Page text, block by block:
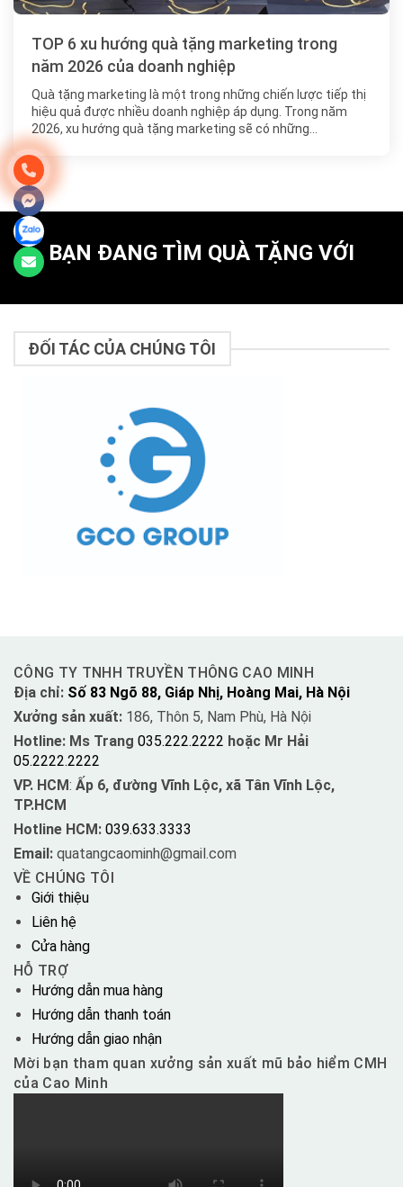
TOP 6 xu hướng quà tặng marketing trong
năm 2026 của doanh nghiệp
Quà tặng marketing là một trong những chiến lược tiếp thị
hiệu quả được nhiều doanh nghiệp áp dụng. Trong năm
2026, xu hướng quà tặng marketing sẽ có những…
BẠN ĐANG TÌM QUÀ TẶNG VỚI
ĐỐI TÁC CỦA CHÚNG TÔI
CÔNG TY TNHH TRUYỀN THÔNG CAO MINH
Địa chỉ: Số 83 Ngõ 88, Giáp Nhị, Hoàng Mai, Hà Nội
Xưởng sản xuất: 186, Thôn 5, Nam Phù, Hà Nội
Hotline: Ms Trang 035.222.2222 hoặc Mr Hải
05.2222.2222
VP. HCM: Ấp 6, đường Vĩnh Lộc, xã Tân Vĩnh Lộc,
TP.HCM
Hotline HCM: 039.633.3333
Email: quatangcaominh@gmail.com
VỀ CHÚNG TÔI
Giới thiệu
Liên hệ
Cửa hàng
HỖ TRỢ
Hướng dẫn mua hàng
Hướng dẫn thanh toán
Hướng dẫn giao nhận
Mời bạn tham quan xưởng sản xuất mũ bảo hiểm CMH
của Cao Minh